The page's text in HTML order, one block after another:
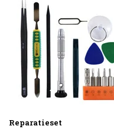
Reparatieset